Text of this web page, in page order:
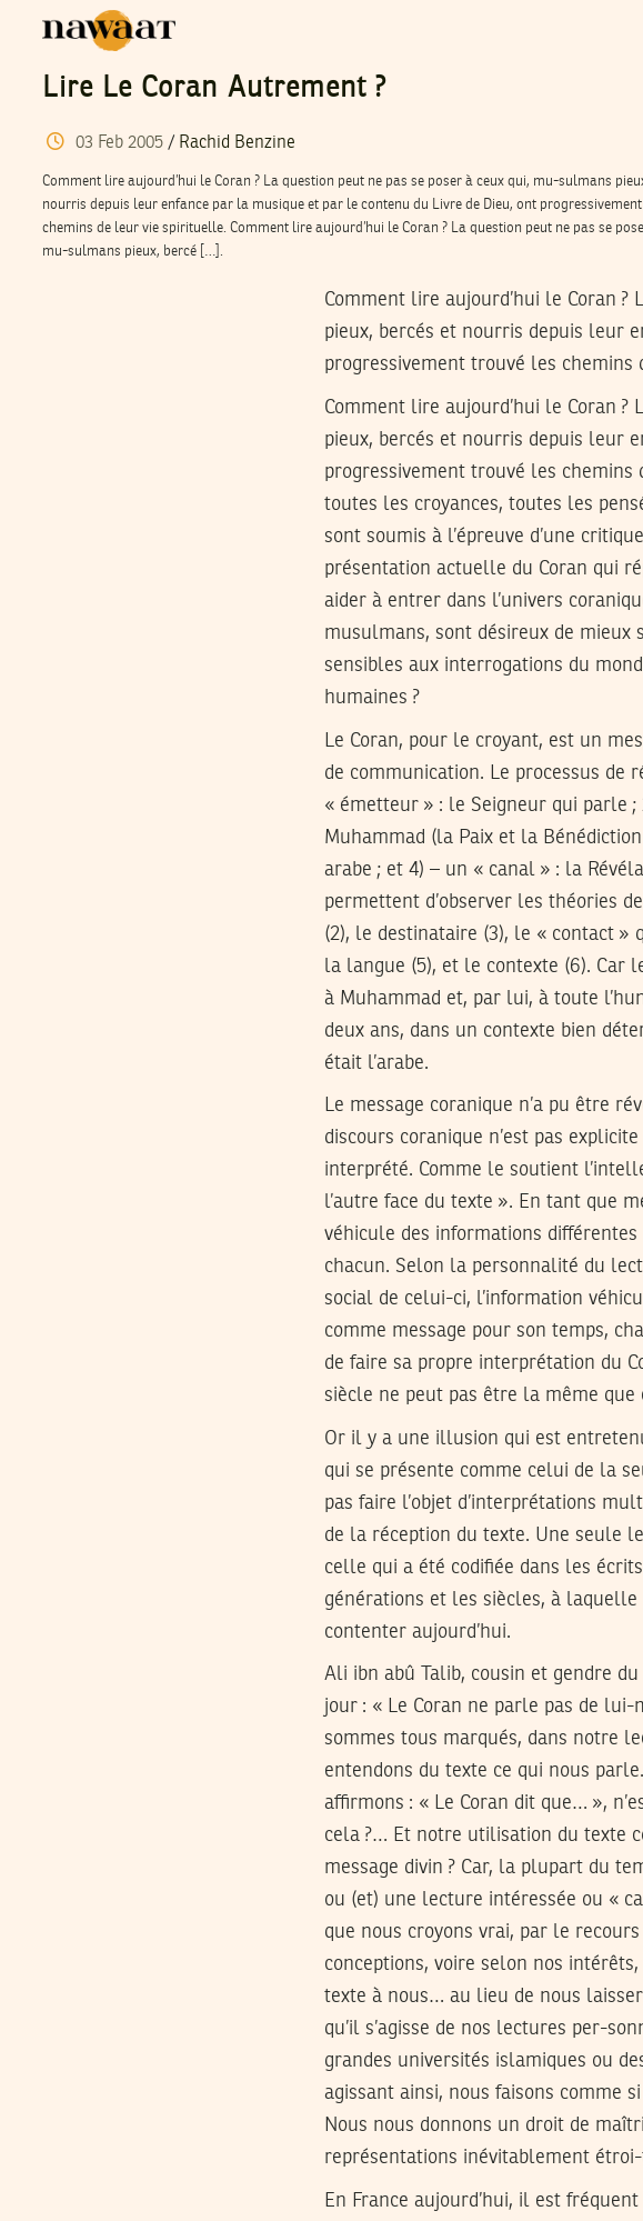
Lire Le Coran Autrement ?
03 Feb 2005/ Rachid Benzine
Comment lire aujourd’hui le Coran ? La question peut ne pas se poser à ceux qui, mu-sulmans
nourris depuis leur enfance par la musique et par le contenu du Livre de Dieu, ont
chemins de leur vie spirituelle. Comment lire aujourd’hui le Coran ? La question peut ne pas se
mu-sulmans pieux, bercé […].
Comment lire aujourd’hui le Coran
pieux, bercés et nourris depuis leur
progressivement trouvé les
Comment lire aujourd’hui le Coran
pieux, bercés et nourris depuis leur
progressivement trouvé les
toutes les croyances, toutes les
sont soumis à l’épreuve d’une
présentation actuelle du Coran qui
aider à entrer dans l’univers
musulmans, sont désireux de
sensibles aux interrogations du
humaines ?
Le Coran, pour le croyant, est un
de communication. Le processus de
« émetteur » : le Seigneur qui parle
Muhammad (la Paix et la
arabe ; et 4) – un « canal » : la
permettent d’observer les théories
(2), le destinataire (3), le « contact »
la langue (5), et le contexte (6). Car
à Muhammad et, par lui, à toute
deux ans, dans un contexte bien
était l’arabe.
Le message coranique n’a pu être
discours coranique n’est pas
interprété. Comme le soutient
l’autre face du texte ». En tant que
véhicule des informations
chacun. Selon la personnalité du
social de celui-ci, l’information
comme message pour son temps,
de faire sa propre interprétation du
siècle ne peut pas être la même que
Or il y a une illusion qui est
qui se présente comme celui de la
pas faire l’objet d’interprétations
de la réception du texte. Une seule
celle qui a été codifiée dans les
générations et les siècles, à
contenter aujourd’hui.
Ali ibn abû Talib, cousin et gendre
jour : « Le Coran ne parle pas de
sommes tous marqués, dans notre
entendons du texte ce qui nous
affirmons : « Le Coran dit que… »,
cela ?… Et notre utilisation du texte
message divin ? Car, la plupart du
ou (et) une lecture intéressée ou «
que nous croyons vrai, par le
conceptions, voire selon nos
texte à nous… au lieu de nous
qu’il s’agisse de nos lectures per-
grandes universités islamiques ou
agissant ainsi, nous faisons comme
Nous nous donnons un droit de
représentations inévitablement
En France aujourd’hui, il est